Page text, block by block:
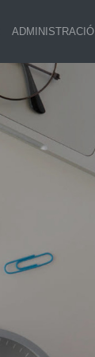
ADMINISTRACIÓ